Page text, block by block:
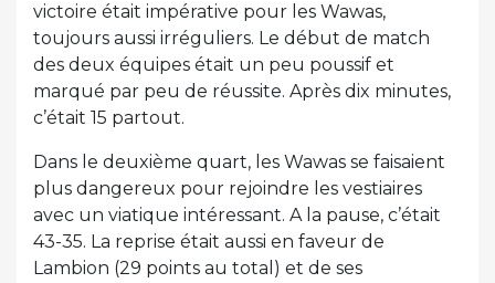
victoire était impérative pour les Wawas,
toujours aussi irréguliers. Le début de match
des deux équipes était un peu poussif et
marqué par peu de réussite. Après dix minutes,
c’était 15 partout.
Dans le deuxième quart, les Wawas se faisaient
plus dangereux pour rejoindre les vestiaires
avec un viatique intéressant. A la pause, c’était
43-35. La reprise était aussi en faveur de
Lambion (29 points au total) et de ses